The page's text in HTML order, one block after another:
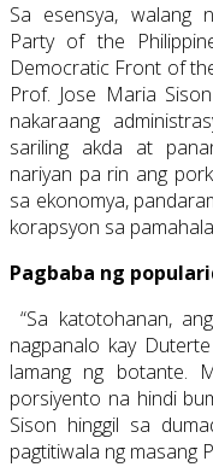
Sa esensya, walang
Party of the
Democratic Front of
Prof. Jose Maria
nakaraang
sariling akda at
nariyan pa rin ang
sa ekonomya,
korapsyon sa
Pagbaba ng
“Sa katotohanan,
nagpanalo kay
lamang ng botante.
porsiyento na hindi
Sison hinggil sa
pagtitiwala ng masang